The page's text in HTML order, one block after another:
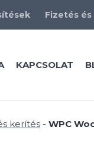
Fizetés
KAPCSOLAT
kerítés - WPC